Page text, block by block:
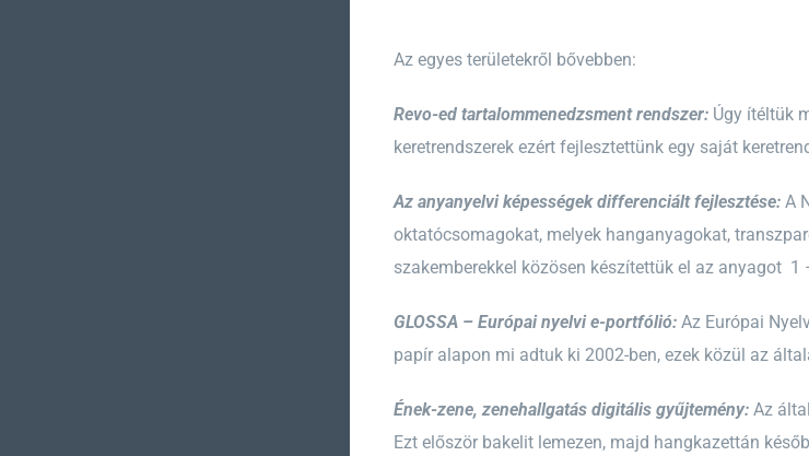
Az egyes területekről bővebben:
Revo-ed tartalommenedzsment rendszer: Úgy ítéltük
keretrendszerek ezért fejlesztettünk egy saját
Az anyanyelvi képességek differenciált fejlesztése: A
oktatócsomagokat, melyek hanganyagokat,
szakemberekkel közösen készítettük el az anyagot
GLOSSA – Európai nyelvi e-portfólió:Az Európai
papír alapon mi adtuk ki 2002-ben, ezek közül az
Ének-zene, zenehallgatás digitális gyűjtemény:Az
Ezt először bakelit lemezen, majd hangkazettán